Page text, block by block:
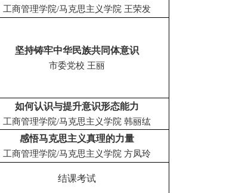
工商管理学院/马克思主义学院 王荣发
坚持铸牢中华民族共同体意识
市委党校 王丽
如何认识与提升意识形态能力
工商管理学院/马克思主义学院 韩丽纮
感悟马克思主义真理的力量
工商管理学院/马克思主义学院 方凤玲
结课考试